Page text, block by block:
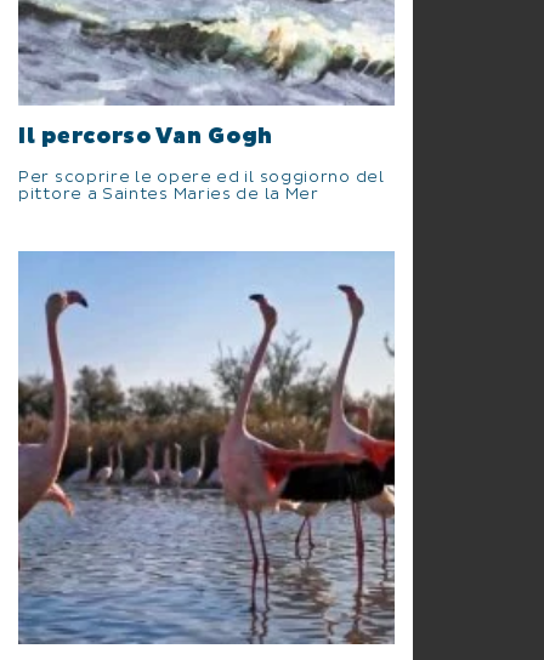
Il percorso Van Gogh
Per scoprire le opere ed il soggiorno del
pittore a Saintes Maries de la Mer